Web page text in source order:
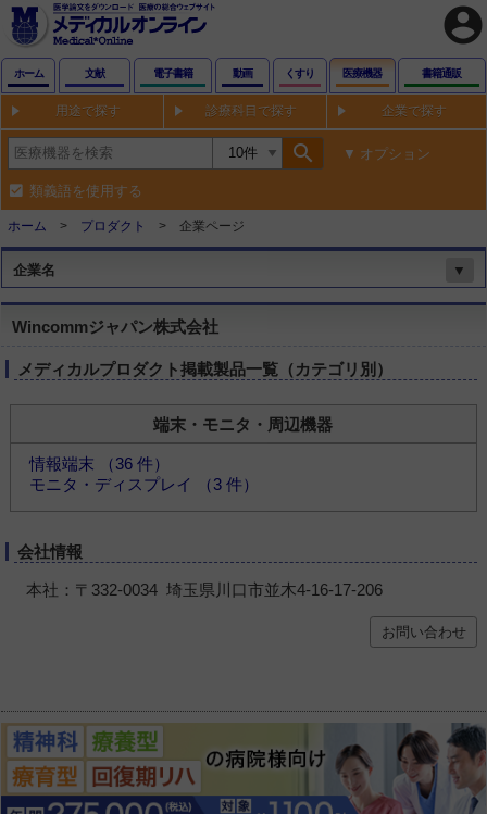
account_circle
ホーム 文献 電子書籍 動画 くすり 医療機器 書籍通販
用途で探す 診療科目で探す 企業で探す
search オプション
類義語を使用する
ホーム プロダクト 企業ページ
企業名 ▼
Wincommジャパン株式会社
メディカルプロダクト掲載製品一覧（カテゴリ別）
端末・モニタ・周辺機器
情報端末 （36 件）
モニタ・ディスプレイ （3 件）
会社情報
本社：〒332-0034 埼玉県川口市並木4-16-17-206
お問い合わせ